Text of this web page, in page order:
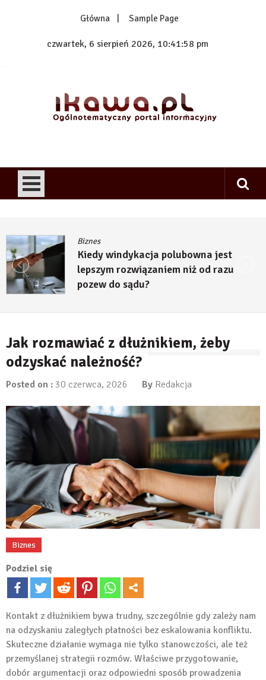
Główna Sample Page
czwartek, 6 sierpień 2026, 10:41:59 pm
Biznes
Kiedy windykacja polubowna jest
lepszym rozwiązaniem niż od razu
pozew do sądu?
Jak rozmawiać z dłużnikiem, żeby
odzyskać należność?
Posted on : 30 czerwca, 2026 By Redakcja
Biznes
Podziel się
Kontakt z dłużnikiem bywa trudny, szczególnie gdy zależy nam
na odzyskaniu zaległych płatności bez eskalowania konfliktu.
Skuteczne działanie wymaga nie tylko stanowczości, ale też
przemyślanej strategii rozmów. Właściwe przygotowanie,
dobór argumentacji oraz odpowiedni sposób prowadzenia